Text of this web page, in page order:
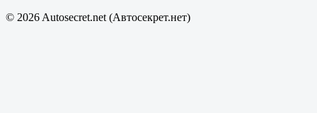
© 2026 Autosecret.net (Автосекрет.нет)